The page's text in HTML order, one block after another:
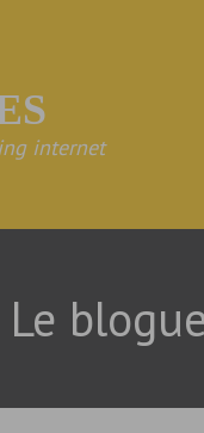
internet
Le